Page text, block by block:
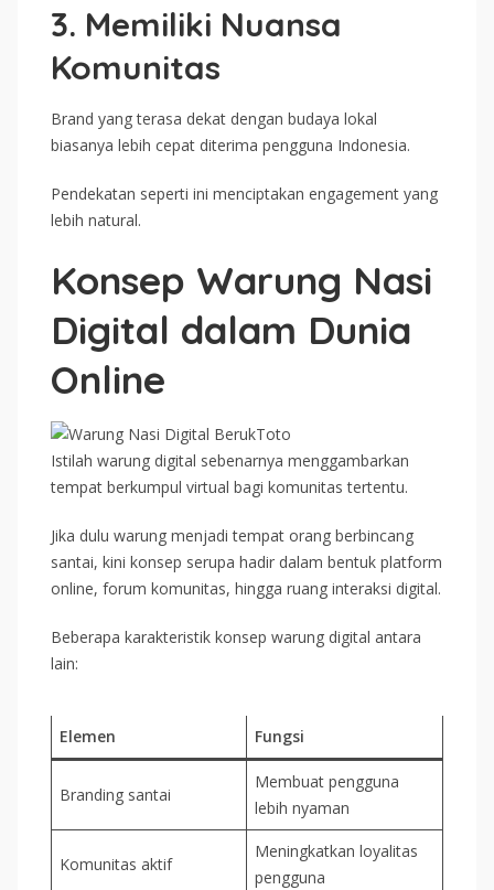
3. Memiliki Nuansa
Komunitas
Brand yang terasa dekat dengan budaya lokal
biasanya lebih cepat diterima pengguna Indonesia.
Pendekatan seperti ini menciptakan engagement yang
lebih natural.
Konsep Warung Nasi
Digital dalam Dunia
Online
Istilah warung digital sebenarnya menggambarkan
tempat berkumpul virtual bagi komunitas tertentu.
Jika dulu warung menjadi tempat orang berbincang
santai, kini konsep serupa hadir dalam bentuk platform
online, forum komunitas, hingga ruang interaksi digital.
Beberapa karakteristik konsep warung digital antara
lain:
Elemen Fungsi
Branding santai
Membuat pengguna
lebih nyaman
Komunitas aktif
Meningkatkan loyalitas
pengguna